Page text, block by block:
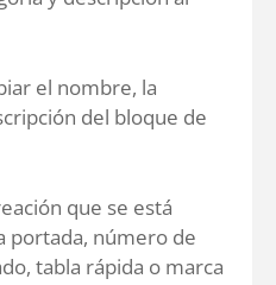
el nombre, la
del bloque de
que se está
portada, número de
tabla rápida o marca